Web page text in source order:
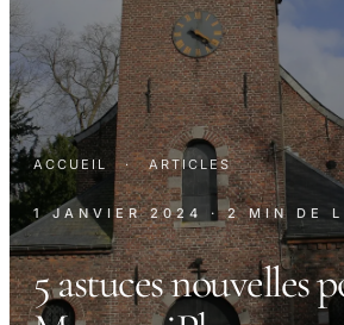
ACCUEIL · ARTICLES
1 JANVIER 2024 · 2 MIN DE
5 astuces nouvelles